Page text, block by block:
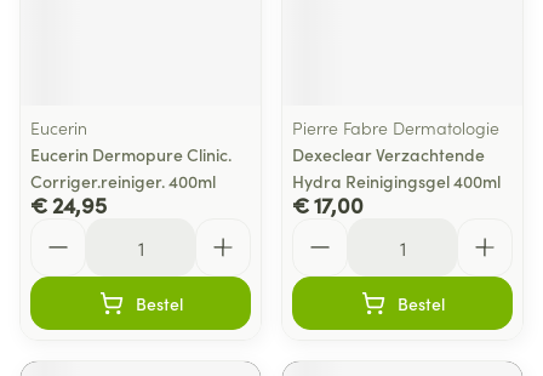
Eucerin
Eucerin Dermopure Clinic.
Corriger.reiniger. 400ml
€ 24,95
Bestel
Pierre Fabre Dermatologie
Dexeclear Verzachtende
Hydra Reinigingsgel 400ml
€ 17,00
Bestel